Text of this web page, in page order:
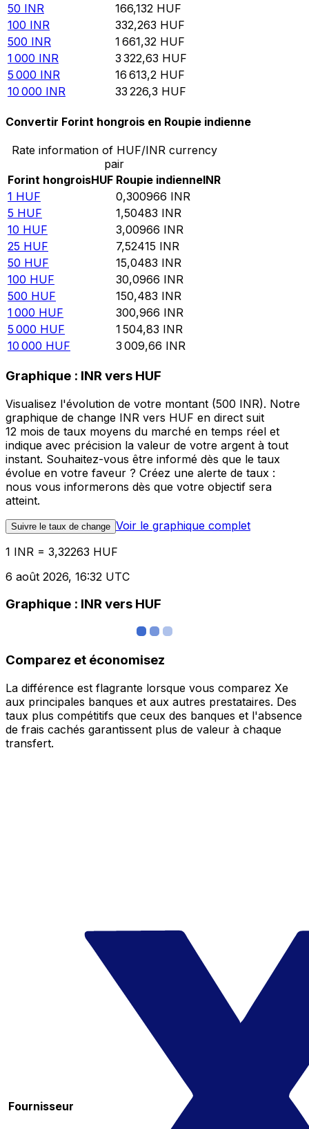
50 INR 166,132 HUF
100 INR 332,263 HUF
500 INR 1 661,32 HUF
1 000 INR 3 322,63 HUF
5 000 INR 16 613,2 HUF
10 000 INR 33 226,3 HUF
Convertir Forint hongrois en Roupie indienne
Rate information of HUF/INR currency
pair
Forint hongroisHUF Roupie indienneINR
1 HUF 0,300966 INR
5 HUF 1,50483 INR
10 HUF 3,00966 INR
25 HUF 7,52415 INR
50 HUF 15,0483 INR
100 HUF 30,0966 INR
500 HUF 150,483 INR
1 000 HUF 300,966 INR
5 000 HUF 1 504,83 INR
10 000 HUF 3 009,66 INR
Graphique : INR vers HUF
Visualisez l'évolution de votre montant (500 INR). Notre
graphique de change INR vers HUF en direct suit
12 mois de taux moyens du marché en temps réel et
indique avec précision la valeur de votre argent à tout
instant. Souhaitez-vous être informé dès que le taux
évolue en votre faveur ? Créez une alerte de taux :
nous vous informerons dès que votre objectif sera
atteint.
Suivre le taux de change Voir le graphique complet
1 INR = 3,32263 HUF
6 août 2026, 16:32 UTC
Graphique : INR vers HUF
Comparez et économisez
La différence est flagrante lorsque vous comparez Xe
aux principales banques et aux autres prestataires. Des
taux plus compétitifs que ceux des banques et l'absence
de frais cachés garantissent plus de valeur à chaque
transfert.
Fournisseur